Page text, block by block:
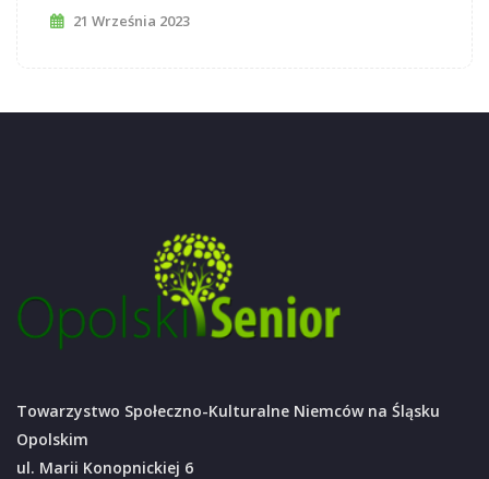
21 Września 2023
Towarzystwo Społeczno-Kulturalne Niemców na Śląsku
Opolskim
ul. Marii Konopnickiej 6